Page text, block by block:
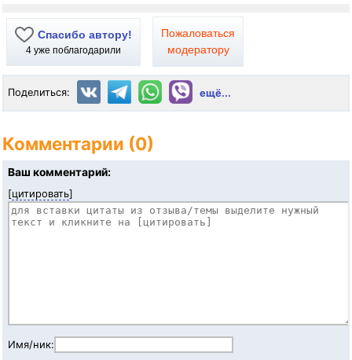
Спасибо автору!
4 уже поблагодарили
Пожаловаться
модератору
Поделиться: ещё...
Комментарии (0)
Ваш комментарий:
[цитировать]
Имя/ник: